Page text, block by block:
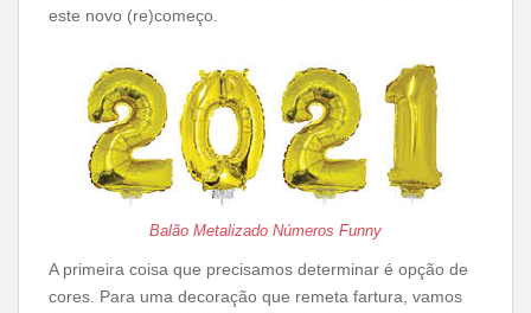
este novo (re)começo.
Balão Metalizado Números Funny
A primeira coisa que precisamos determinar é opção de
cores. Para uma decoração que remeta fartura, vamos